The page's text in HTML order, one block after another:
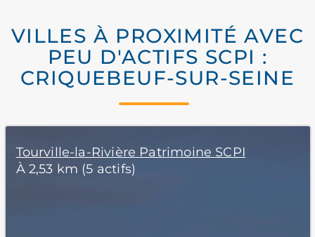
VILLES À PROXIMITÉ AVEC
PEU D'ACTIFS SCPI :
CRIQUEBEUF-SUR-SEINE
Tourville-la-Rivière Patrimoine SCPI
À 2,53 km (5 actifs)